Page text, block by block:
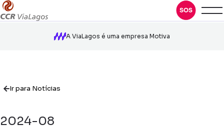
A ViaLagos é uma empresa Motiva
Ir para Notícias
2024-08